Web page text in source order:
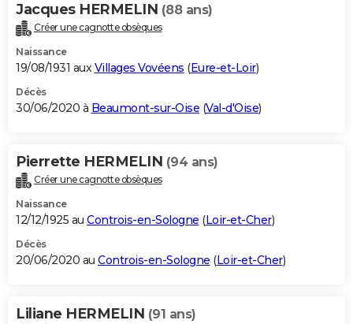
Jacques HERMELIN (88 ans)
Créer une cagnotte obsèques
Naissance
19/08/1931 auxVillages Vovéens (Eure-et-Loir)
Décès
30/06/2020 à Beaumont-sur-Oise (Val-d'Oise)
Pierrette HERMELIN (94 ans)
Créer une cagnotte obsèques
Naissance
12/12/1925 au Controis-en-Sologne (Loir-et-Cher)
Décès
20/06/2020 au Controis-en-Sologne (Loir-et-Cher)
Liliane HERMELIN (91 ans)